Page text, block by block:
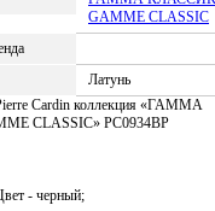
GAMME CLASSIC
Латунь
Cardin коллекция «ГАММА
CLASSIC» PC0934BP
- черный;